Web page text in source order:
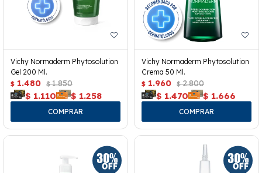
Vichy Normaderm Phytosolution
Gel 200 Ml.
$ 1.480 $ 1.850
$ 1.110 $ 1.258
Vichy Normaderm Phytosolution
Crema 50 Ml.
$ 1.960 $ 2.800
$ 1.470 $ 1.666